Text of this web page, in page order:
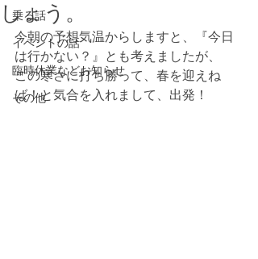
乗る話
イベントの話
臨時休業などお知らせ
その他
しょう。
今朝の予想気温からしますと、『今日
は行かない？』とも考えましたが、
この寒さに打ち勝って、春を迎えね
ば！と気合を入れまして、出発！